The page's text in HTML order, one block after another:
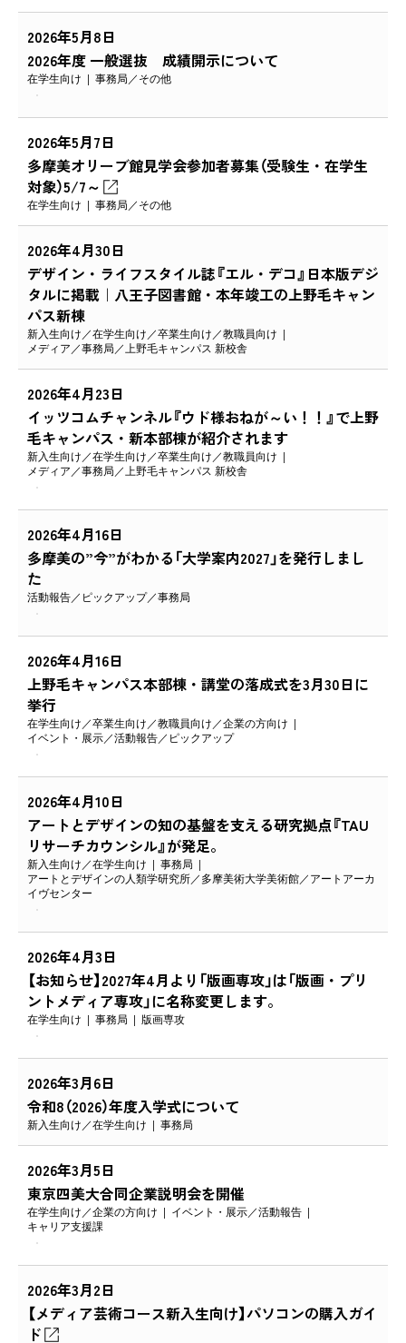
2026年5月8日
2026年度 一般選抜 成績開示について
在学生向け 事務局 その他
2026年5月7日
多摩美オリーブ館見学会参加者募集（受験生・在学生
対象）5/7～
在学生向け 事務局 その他
2026年4月30日
デザイン・ライフスタイル誌『エル・デコ』日本版デジ
タルに掲載｜八王子図書館・本年竣工の上野毛キャン
パス新棟
新入生向け 在学生向け 卒業生向け
教職員向け
メディア
事務局 上野毛キャンパス 新校舎
2026年4月23日
イッツコムチャンネル『ウド様おねが～い！！』で上野
毛キャンパス・新本部棟が紹介されます
新入生向け 在学生向け 卒業生向け
教職員向け
メディア
事務局 上野毛キャンパス 新校舎
2026年4月16日
多摩美の”今”がわかる「大学案内2027」を発行しまし
た
活動報告 ピックアップ 事務局
2026年4月16日
上野毛キャンパス本部棟・講堂の落成式を3月30日に
挙行
在学生向け 卒業生向け 教職員向け
企業の方向け
イベント・展示
活動報告 ピックアップ
2026年4月10日
アートとデザインの知の基盤を支える研究拠点『TAU
リサーチカウンシル』が発足。
新入生向け 在学生向け
事務局
アートとデザインの人類学研究所
多摩美術大学美術館
アートアーカ
イヴセンター
2026年4月3日
【お知らせ】2027年4月より「版画専攻」は「版画・プリ
ントメディア専攻」に名称変更します。
在学生向け 事務局 版画専攻
2026年3月6日
令和8（2026）年度入学式について
新入生向け 在学生向け 事務局
2026年3月5日
東京四美大合同企業説明会を開催
在学生向け 企業の方向け イベント・展示
活動報告
キャリア支援課
2026年3月2日
【メディア芸術コース新入生向け】パソコンの購入ガイ
ド